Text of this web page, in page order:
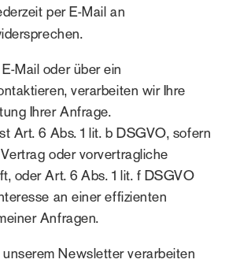
per E-Mail an
Mail oder über ein
verarbeiten wir Ihre
Ihrer Anfrage.
Art. 6 Abs. 1 lit. b DSGVO, sofern
oder vorvertragliche
oder Art. 6 Abs. 1 lit. f DSGVO
an einer effizienten
Anfragen.
Newsletter verarbeiten